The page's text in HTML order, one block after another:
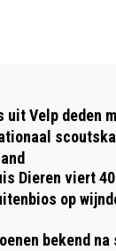
IN DE
DIERENSE
uit Velp deden
Dieren viert
op
bekend na